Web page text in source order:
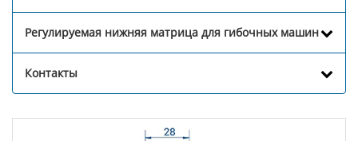
Регулируемая нижняя матрица для гибочных машин
Контакты